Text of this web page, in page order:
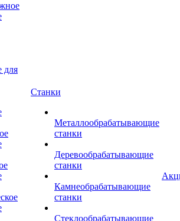
для
Станки
Металлообрабатывающие
станки
Деревообрабатывающие
станки
Камнеобрабатывающие
станки
Стеклообрабатывающие